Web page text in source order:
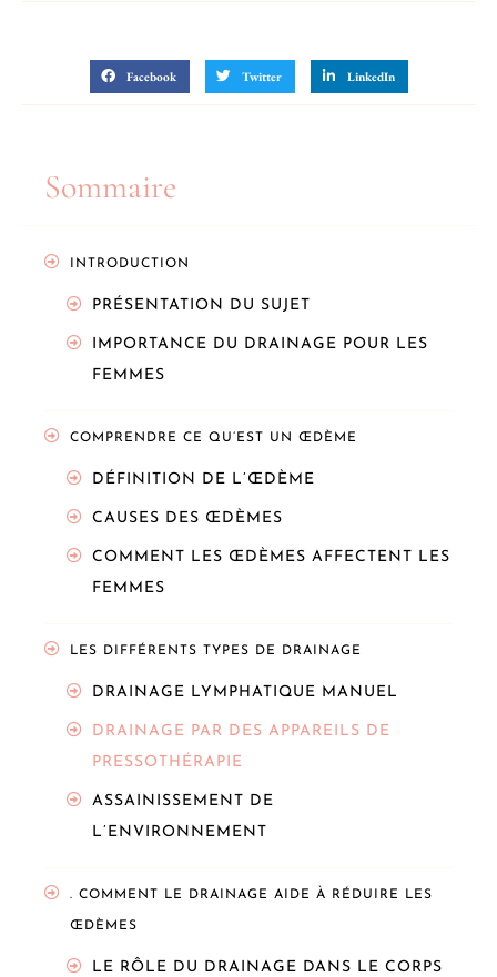
Facebook Twitter LinkedIn
Sommaire
INTRODUCTION
PRÉSENTATION DU SUJET
IMPORTANCE DU DRAINAGE POUR LES
FEMMES
COMPRENDRE CE QU’EST UN ŒDÈME
DÉFINITION DE L’ŒDÈME
CAUSES DES ŒDÈMES
COMMENT LES ŒDÈMES AFFECTENT LES
FEMMES
LES DIFFÉRENTS TYPES DE DRAINAGE
DRAINAGE LYMPHATIQUE MANUEL
DRAINAGE PAR DES APPAREILS DE
PRESSOTHÉRAPIE
ASSAINISSEMENT DE
L’ENVIRONNEMENT
. COMMENT LE DRAINAGE AIDE À RÉDUIRE LES
ŒDÈMES
LE RÔLE DU DRAINAGE DANS LE CORPS